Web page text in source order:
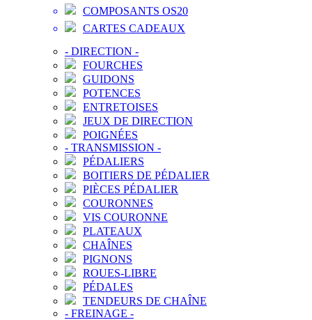
COMPOSANTS OS20
CARTES CADEAUX
- DIRECTION -
FOURCHES
GUIDONS
POTENCES
ENTRETOISES
JEUX DE DIRECTION
POIGNÉES
- TRANSMISSION -
PÉDALIERS
BOITIERS DE PÉDALIER
PIÈCES PÉDALIER
COURONNES
VIS COURONNE
PLATEAUX
CHAÎNES
PIGNONS
ROUES-LIBRE
PÉDALES
TENDEURS DE CHAÎNE
- FREINAGE -